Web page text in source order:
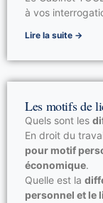
à vos
Lire la suite →
Les motifs de
Quels sont les
En droit du
pour motif
économique.
Quelle est la
personnel et le